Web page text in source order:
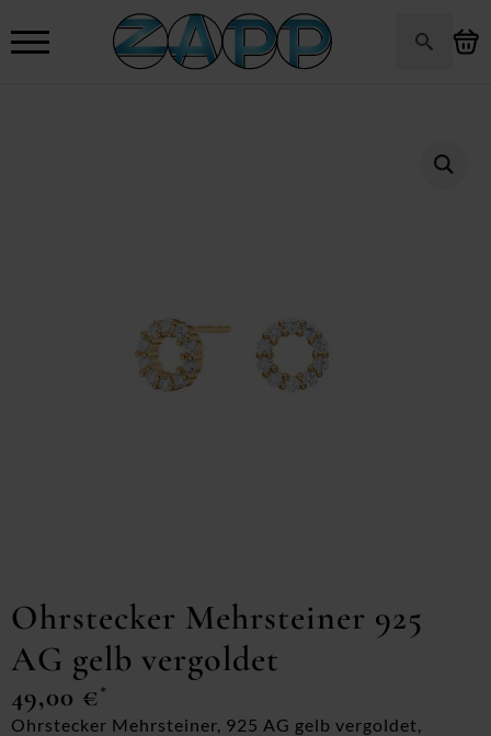
Ohrstecker Mehrsteiner 925
AG gelb vergoldet
49,00 €*
Ohrstecker Mehrsteiner, 925 AG gelb vergoldet,